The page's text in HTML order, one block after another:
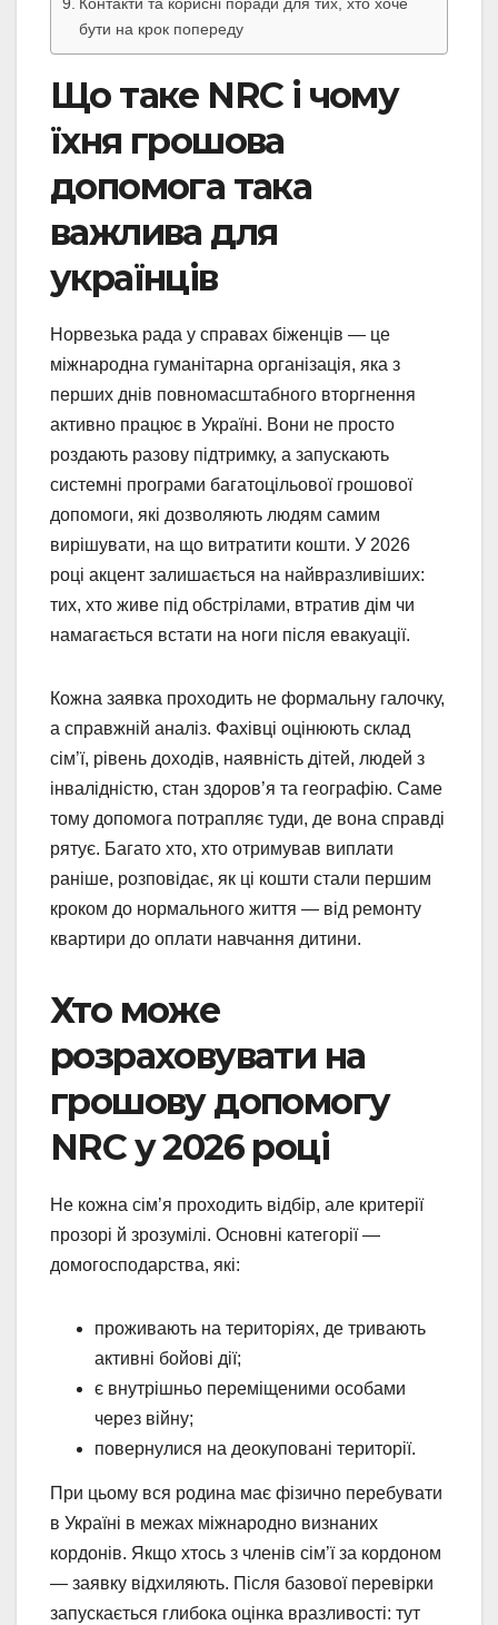
бути на крок попереду
Що таке NRC і чому
їхня грошова
допомога така
важлива для
українців
Норвезька рада у справах біженців — це
міжнародна гуманітарна організація, яка з
перших днів повномасштабного вторгнення
активно працює в Україні. Вони не просто
роздають разову підтримку, а запускають
системні програми багатоцільової грошової
допомоги, які дозволяють людям самим
вирішувати, на що витратити кошти. У 2026
році акцент залишається на найвразливіших:
тих, хто живе під обстрілами, втратив дім чи
намагається встати на ноги після евакуації.
Кожна заявка проходить не формальну галочку,
а справжній аналіз. Фахівці оцінюють склад
сім’ї, рівень доходів, наявність дітей, людей з
інвалідністю, стан здоров’я та географію. Саме
тому допомога потрапляє туди, де вона справді
рятує. Багато хто, хто отримував виплати
раніше, розповідає, як ці кошти стали першим
кроком до нормального життя — від ремонту
квартири до оплати навчання дитини.
Хто може
розраховувати на
грошову допомогу
NRC у 2026 році
Не кожна сім’я проходить відбір, але критерії
прозорі й зрозумілі. Основні категорії —
домогосподарства, які:
проживають на територіях, де тривають
активні бойові дії;
є внутрішньо переміщеними особами
через війну;
повернулися на деокуповані території.
При цьому вся родина має фізично перебувати
в Україні в межах міжнародно визнаних
кордонів. Якщо хтось з членів сім’ї за кордоном
— заявку відхиляють. Після базової перевірки
запускається глибока оцінка вразливості: тут